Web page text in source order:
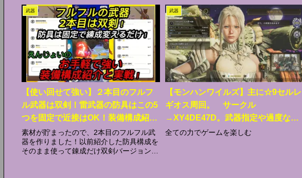
猟笛 ライトボウガン ヘビィボウガン
★➡武器を持っている（全属性アーティア
作成）...
ありますが、視聴してくださるみなさんの
チャンネル登録が励みになり、力になりま
すのでよろし...
武器
【使い回せて強い】２本目のフルフ
ル武器は双剣！雷武器の防具はこの5
つを固定で近接はOK！装備構成紹介
と実戦【モンハンnow】
素材が貯まったので、2本目のフルフル武
器を作りました！以前紹介した防具構成を
そのまま使って錬成だけ双剣バージョン
武器
【モンハンワイルズ】主に☆9セルレ
ギオス周回。 サークル
→XY4DE47D。武器指定や過度な要
求はしません。気楽にやりましょ
全ての力でゲームを楽しむ